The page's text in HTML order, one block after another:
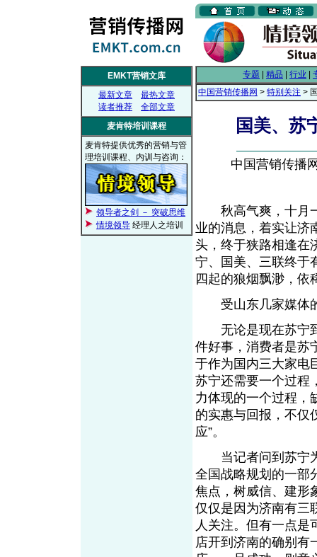
EMKT营销文库
最新文章
最热文章
读者推荐
全部文章
麦肯特培训课程
麦肯特提供优秀的营销与管
理培训课程、内训与咨询：
领导者之剑 － 突破思维
情境领导 经理人之培训
专题 精品 行业
中国营销传播网 > 特别关注 >
国美、苏
中国营销传播
秋高气爽，十月一
业的消息，着实让济
头，终于狭路相逢在
宁、国美、三联终于
四起的狼烟飘渺，
受山东几家媒体的
无论是现在苏宁到
件好事，消费者是苏
于作为国内三大家电
苏宁还需要一个过程
力体现的一个过程，
的实惠与回报，不仅
应”。
当记者问到苏宁为
全国战略规划的一部
焦点，树威信、建形
仅仅是因为济南有三
人关注。但有一点是
店开到济南的确别有